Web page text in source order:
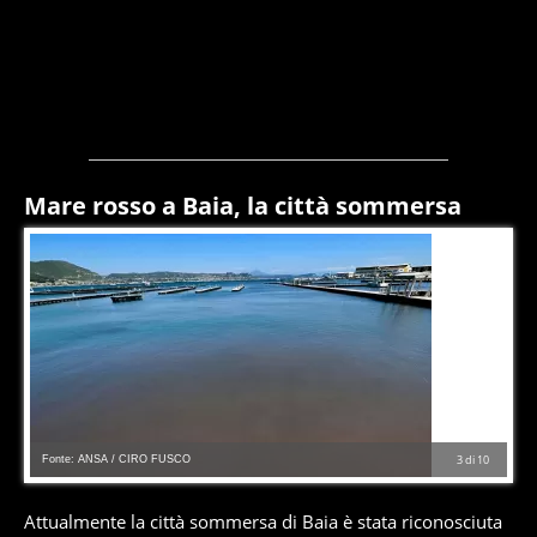
Mare rosso a Baia, la città sommersa
3di 10
Fonte: ANSA / CIRO FUSCO
Attualmente la città sommersa di Baia è stata riconosciuta